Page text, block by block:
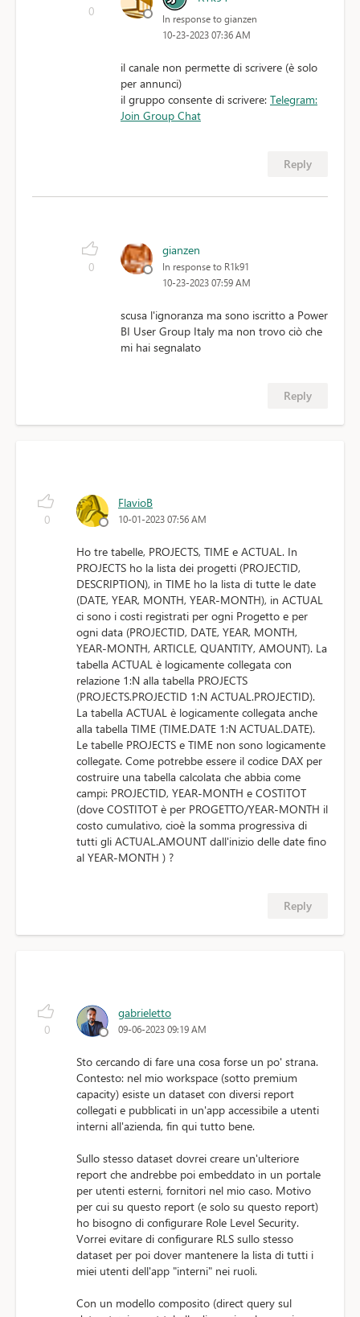
0
In response to gianzen
10-23-2023 07:36 AM
il canale non permette di scrivere (è solo
per annunci)
il gruppo consente di scrivere: Telegram:
Join Group Chat
Reply
0
gianzen
In response to R1k91
10-23-2023 07:59 AM
scusa l'ignoranza ma sono iscritto a Power
BI User Group Italy ma non trovo ciò che
mi hai segnalato
Reply
0
FlavioB
10-01-2023 07:56 AM
Ho tre tabelle, PROJECTS, TIME e ACTUAL. In
PROJECTS ho la lista dei progetti (PROJECTID,
DESCRIPTION), in TIME ho la lista di tutte le date
(DATE, YEAR, MONTH, YEAR-MONTH), in ACTUAL
ci sono i costi registrati per ogni Progetto e per
ogni data (PROJECTID, DATE, YEAR, MONTH,
YEAR-MONTH, ARTICLE, QUANTITY, AMOUNT). La
tabella ACTUAL è logicamente collegata con
relazione 1:N alla tabella PROJECTS
(PROJECTS.PROJECTID 1:N ACTUAL.PROJECTID).
La tabella ACTUAL è logicamente collegata anche
alla tabella TIME (TIME.DATE 1:N ACTUAL.DATE).
Le tabelle PROJECTS e TIME non sono logicamente
collegate. Come potrebbe essere il codice DAX per
costruire una tabella calcolata che abbia come
campi: PROJECTID, YEAR-MONTH e COSTITOT
(dove COSTITOT è per PROGETTO/YEAR-MONTH il
costo cumulativo, cioè la somma progressiva di
tutti gli ACTUAL.AMOUNT dall'inizio delle date fino
al YEAR-MONTH ) ?
Reply
0
gabrieletto
09-06-2023 09:19 AM
Sto cercando di fare una cosa forse un po' strana.
Contesto: nel mio workspace (sotto premium
capacity) esiste un dataset con diversi report
collegati e pubblicati in un'app accessibile a utenti
interni all'azienda, fin qui tutto bene.
Sullo stesso dataset dovrei creare un'ulteriore
report che andrebbe poi embeddato in un portale
per utenti esterni, fornitori nel mio caso. Motivo
per cui su questo report (e solo su questo report)
ho bisogno di configurare Role Level Security.
Vorrei evitare di configurare RLS sullo stesso
dataset per poi dover mantenere la lista di tutti i
miei utenti dell'app "interni" nei ruoli.
Con un modello composito (direct query sul